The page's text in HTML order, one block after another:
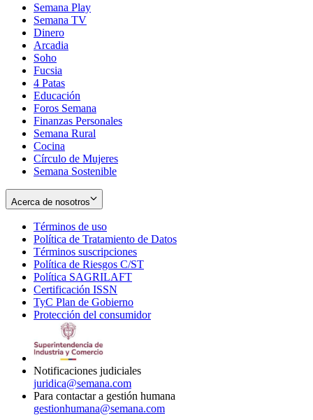
Semana Play
Semana TV
Dinero
Arcadia
Soho
in
new
window
Fucsia
in
new
window
4 Patas
Educación
Foros Semana
Finanzas Personales
Semana Rural
Cocina
Círculo de Mujeres
Semana Sostenible
Acerca de nosotros
Términos de uso
in
new
window
Política de Tratamiento de Datos
Términos suscripciones
in
Política de Riesgos C/ST
Política SAGRILAFT
new
window
Certificación ISSN
in
new
TyC Plan de Gobierno
in
Protección del consumidorOpens
Notificaciones judiciales
juridica@semana.com
Para contactar a gestión humana
gestionhumana@semana.com